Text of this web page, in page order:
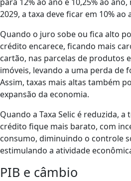
2029, a taxa deve ficar em 10% ao
Quando o juro sobe ou fica alto
crédito encarece, ficando mais
cartão, nas parcelas de produtos
imóveis, levando a uma perda de
Assim, taxas mais altas também
expansão da economia.
Quando a Taxa Selic é reduzida, a
crédito fique mais barato, com
consumo, diminuindo o controle
estimulando a atividade
PIB e câmbio